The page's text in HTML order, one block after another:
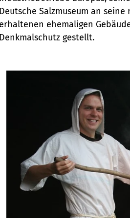
Deutsche Salzmuseum an
erhaltenen ehemaligen
Denkmalschutz gestellt.